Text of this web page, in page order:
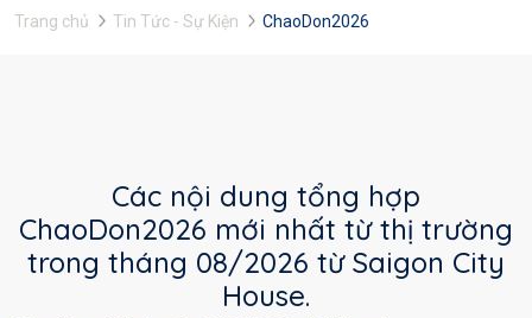
Trang chủ Tin Tức - Sự Kiện ChaoDon2026
Các nội dung tổng hợp
ChaoDon2026 mới nhất từ thị trường
trong tháng 08/2026 từ Saigon City
House.